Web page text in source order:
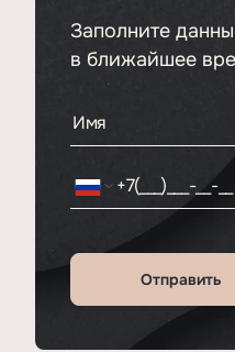
Этажность35
ОтделкаБез
Заполните
в ближайшее
Отправить